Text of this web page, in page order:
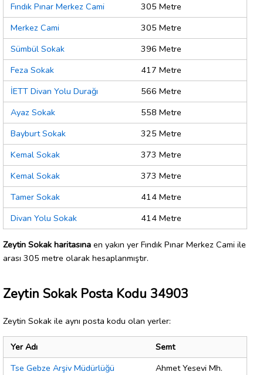
Fındık Pınar Merkez Cami
305 Metre
Merkez Cami
305 Metre
Sümbül Sokak
396 Metre
Feza Sokak
417 Metre
İETT Divan Yolu Durağı
566 Metre
Ayaz Sokak
558 Metre
Bayburt Sokak
325 Metre
Kemal Sokak
373 Metre
Kemal Sokak
373 Metre
Tamer Sokak
414 Metre
Divan Yolu Sokak
414 Metre
Zeytin Sokak haritasına en yakın yer Fındık Pınar Merkez Cami ile
arası 305 metre olarak hesaplanmıştır.
Zeytin Sokak Posta Kodu 34903
Zeytin Sokak ile aynı posta kodu olan yerler:
Yer Adı
Semt
Tse Gebze Arşiv Müdürlüğü
Ahmet Yesevi Mh.